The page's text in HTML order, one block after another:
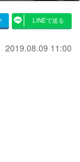
LINEで送る
2019.08.09 11:00